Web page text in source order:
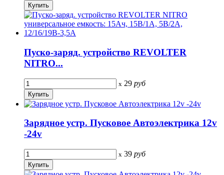
Пуско-заряд. устройство REVOLTER
NITRO...
x 29 руб
Зарядное устр. Пусковое Автоэлектрика 12v
-24v
x 39 руб